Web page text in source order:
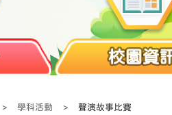
校園資
> 學科活動 > 聲演故事比賽